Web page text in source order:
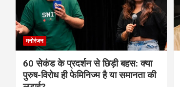
मनोरंजन
60 सेकंड के प्रदर्शन से छिड़ी बहस: क्या
पुरुष-विरोध ही फेमिनिज्म है या समानता की